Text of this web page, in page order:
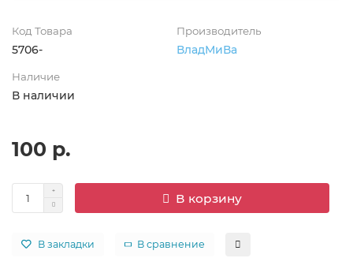
Код Товара
5706-
Производитель
ВладМиВа
Наличие
В наличии
100 р.
В корзину
В закладки В сравнение